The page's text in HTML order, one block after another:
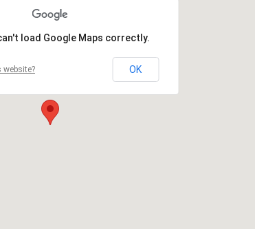
load Google Maps correctly.
website? OK